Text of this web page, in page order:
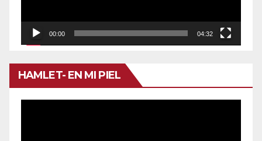
00:00 04:32
HAMLET- EN MI PIEL